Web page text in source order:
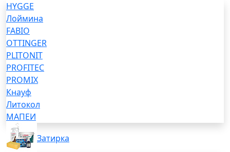
HYGGE
Лоймина
FABIO
OTTINGER
PLITONIT
PROFITEC
PROMIX
Кнауф
Литокол
МАПЕИ
Затирка